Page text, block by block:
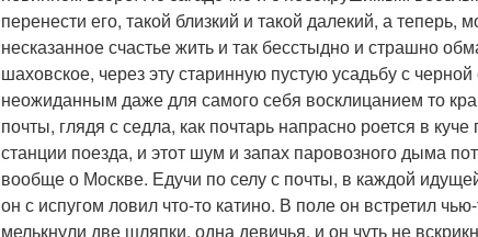
перенести его, такой близкий и такой далекий, а
несказанное счастье жить и так бесстыдно и страшно
шаховское, через эту старинную пустую усадьбу с
неожиданным даже для самого себя восклицанием то
почты, глядя с седла, как почтарь напрасно роется в
станции поезда, и этот шум и запах паровозного дыма
вообще о Москве. Едучи по селу с почты, в каждой
он с испугом ловил что-то катино. В поле он встретил
мелькнули две шляпки, одна девичья, и он чуть не